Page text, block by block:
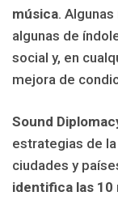
música.
algunas de
social y, en
mejora de
Sound
estrategias de
ciudades y
identifica las 10